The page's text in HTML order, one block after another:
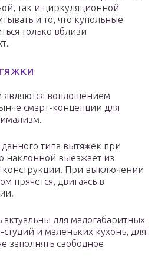
так и циркуляционной
и то, что купольные
только вблизи
воплощением
смарт-концепции для
данного типа вытяжек при
наклонной выезжает из
конструкции. При выключении
прячется, двигаясь в
для малогабаритных
и маленьких кухонь, для
заполнять свободное